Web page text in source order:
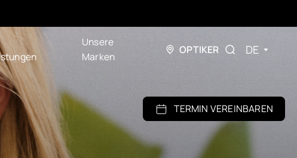
Unsere
Marken
OPTIKER DE
TERMIN VEREINBAREN